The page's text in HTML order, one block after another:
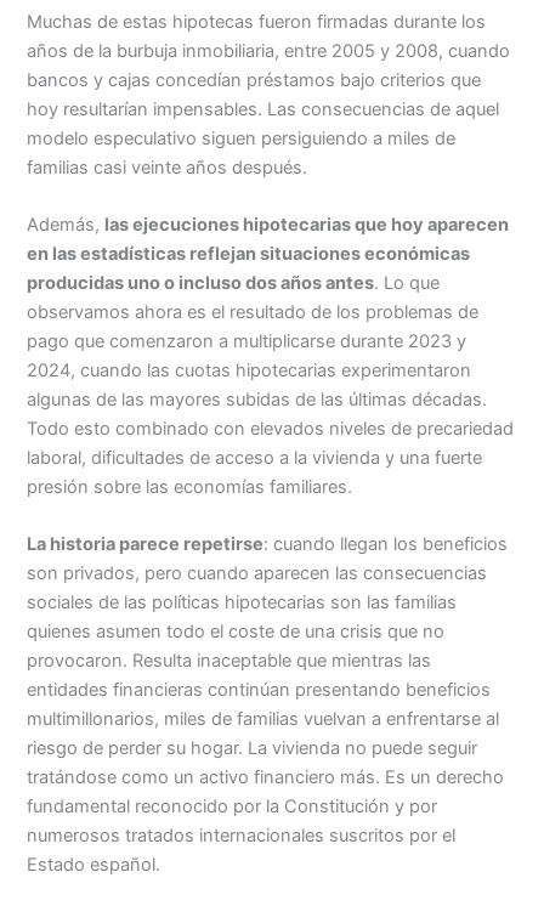
Muchas de estas hipotecas fueron firmadas durante los
años de la burbuja inmobiliaria, entre 2005 y 2008, cuando
bancos y cajas concedían préstamos bajo criterios que
hoy resultarían impensables. Las consecuencias de aquel
modelo especulativo siguen persiguiendo a miles de
familias casi veinte años después.
Además, las ejecuciones hipotecarias que hoy aparecen
en las estadísticas reflejan situaciones económicas
producidas uno o incluso dos años antes. Lo que
observamos ahora es el resultado de los problemas de
pago que comenzaron a multiplicarse durante 2023 y
2024, cuando las cuotas hipotecarias experimentaron
algunas de las mayores subidas de las últimas décadas.
Todo esto combinado con elevados niveles de precariedad
laboral, dificultades de acceso a la vivienda y una fuerte
presión sobre las economías familiares.
La historia parece repetirse: cuando llegan los beneficios
son privados, pero cuando aparecen las consecuencias
sociales de las políticas hipotecarias son las familias
quienes asumen todo el coste de una crisis que no
provocaron. Resulta inaceptable que mientras las
entidades financieras continúan presentando beneficios
multimillonarios, miles de familias vuelvan a enfrentarse al
riesgo de perder su hogar. La vivienda no puede seguir
tratándose como un activo financiero más. Es un derecho
fundamental reconocido por la Constitución y por
numerosos tratados internacionales suscritos por el
Estado español.